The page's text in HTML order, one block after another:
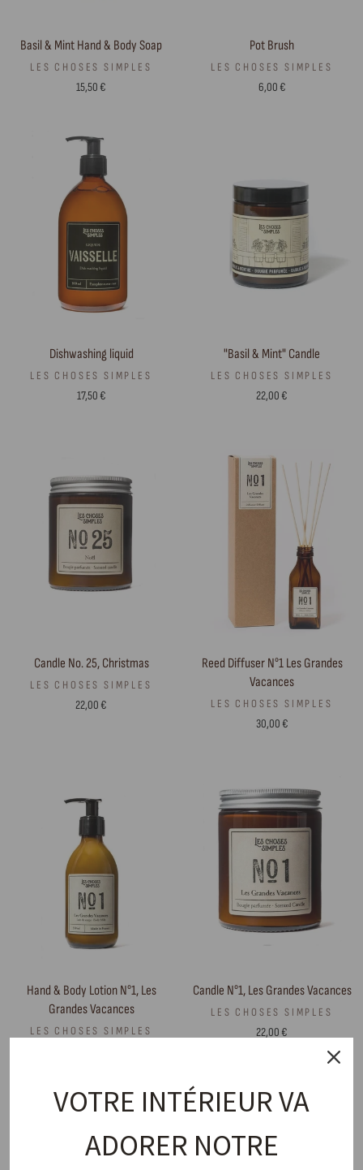
Basil & Mint Hand & Body Soap
LES CHOSES SIMPLES
15,50 €
Pot Brush
LES CHOSES SIMPLES
6,00 €
Dishwashing liquid
LES CHOSES SIMPLES
17,50 €
"Basil & Mint" Candle
LES CHOSES SIMPLES
22,00 €
Candle No. 25, Christmas
LES CHOSES SIMPLES
22,00 €
Reed Diffuser N°1 Les Grandes
Vacances
LES CHOSES SIMPLES
30,00 €
Hand & Body Lotion N°1, Les
Grandes Vacances
LES CHOSES SIMPLES
Candle N°1, Les Grandes Vacances
LES CHOSES SIMPLES
22,00 €
VOTRE INTÉRIEUR VA
ADORER NOTRE